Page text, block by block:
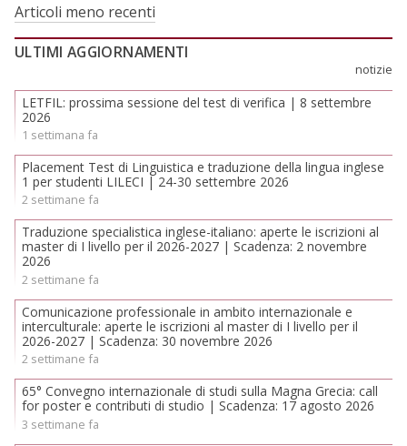
Navigazione
articoli
Articoli meno recenti
ULTIMI AGGIORNAMENTI
notizie
LETFIL: prossima sessione del test di verifica | 8 settembre
2026
1 settimana fa
Placement Test di Linguistica e traduzione della lingua inglese
1 per studenti LILECI | 24-30 settembre 2026
2 settimane fa
Traduzione specialistica inglese-italiano: aperte le iscrizioni al
master di I livello per il 2026-2027 | Scadenza: 2 novembre
2026
2 settimane fa
Comunicazione professionale in ambito internazionale e
interculturale: aperte le iscrizioni al master di I livello per il
2026-2027 | Scadenza: 30 novembre 2026
2 settimane fa
65° Convegno internazionale di studi sulla Magna Grecia: call
for poster e contributi di studio | Scadenza: 17 agosto 2026
3 settimane fa